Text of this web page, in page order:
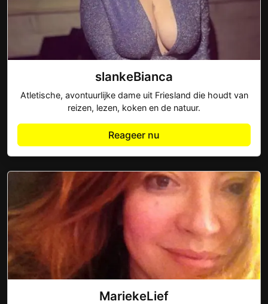
slankeBianca
Atletische, avontuurlijke dame uit Friesland die houdt van
reizen, lezen, koken en de natuur.
Reageer nu
MariekeLief